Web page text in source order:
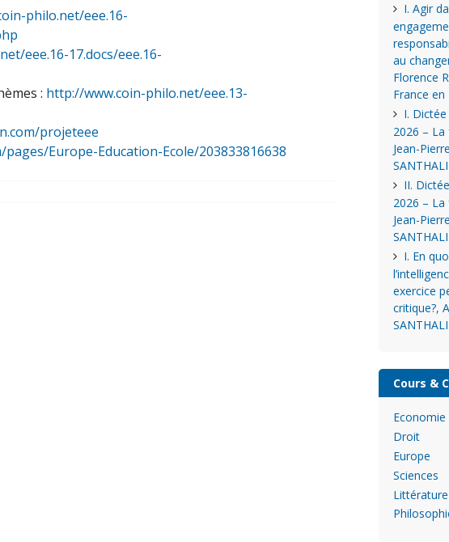
philo.net/eee.16-
eee.16-17.docs/eee.16-
: http://www.coin-philo.net/eee.13-
projeteee
Europe-Education-Ecole/203833816638
I. Agir
au
Florence
France
I.
2026 – La
Jean-
II.
2026 – La
Jean-
I. En
exercice
critique?,
Cours &
Economie
Droit
Europe
Sciences
Littérature